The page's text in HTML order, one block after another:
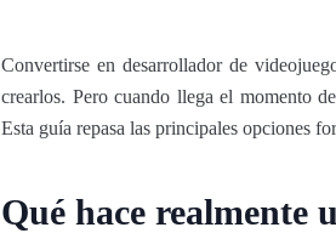
Convertirse en desarrollador de
crearlos. Pero cuando llega el momento
Esta guía repasa las principales opciones
Qué hace realmente